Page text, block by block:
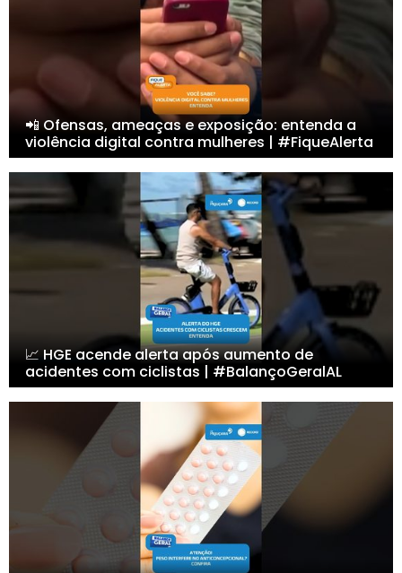
📲 Ofensas, ameaças e exposição: entenda a
violência digital contra mulheres | #FiqueAlerta
📈 HGE acende alerta após aumento de
acidentes com ciclistas | #BalançoGeralAL